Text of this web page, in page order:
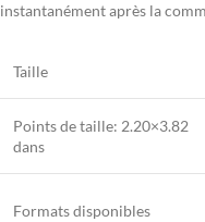
instantanément après la
Taille
Points de taille: 2.20×3.82
dans
Formats disponibles